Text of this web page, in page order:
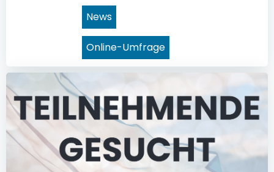
News
Online-Umfrage